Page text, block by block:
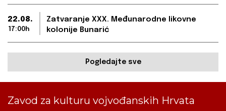
22.08.
17:00h
Zatvaranje XXX. Međunarodne likovne
kolonije Bunarić
Pogledajte sve
Zavod za kulturu vojvođanskih Hrvata